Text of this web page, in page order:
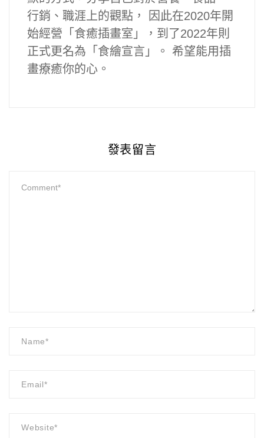
行銷、職涯上的觀點， 因此在2020年開
始經營「食癒插畫室」，到了2022年則
正式更名為「食繪宣言」。 希望能用插
畫療癒你的心。
發表留言